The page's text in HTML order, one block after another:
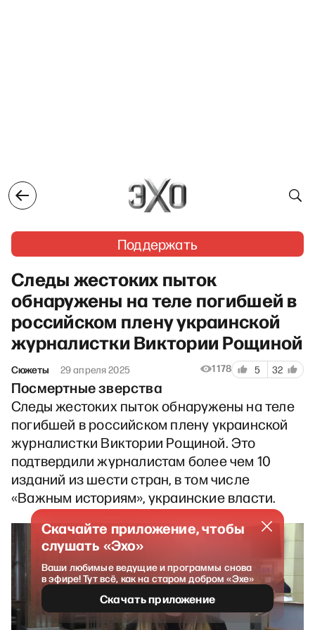
Поддержать
Следы жестоких пыток
обнаружены на теле погибшей в
российском плену украинской
журналистки Виктории Рощиной
Сюжеты 29 апреля 2025 1178 5 32
Посмертные зверства
Следы жестоких пыток обнаружены на теле
погибшей в российском плену украинской
журналистки Виктории Рощиной. Это
подтвердили журналистам более чем 10
изданий из шести стран, в том числе
«Важным историям», украинские власти.
Скачайте приложение, чтобы
слушать «Эхо»
Ваши любимые ведущие и программы снова
в эфире! Тут всё, как на старом добром «Эхе»
Скачать приложение